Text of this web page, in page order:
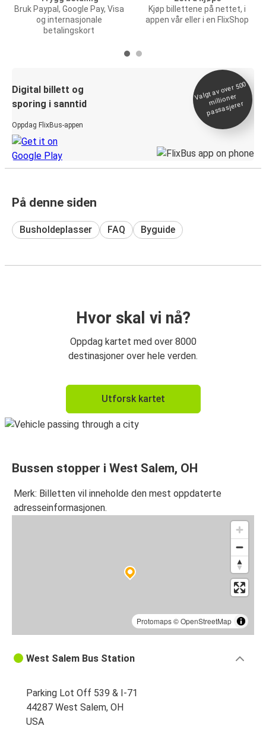
Bruk Paypal, Google Pay, Visa
og internasjonale
betalingskort
Kjøp billettene på nettet, i
appen vår eller i en FlixShop
Digital billett og
sporing i sanntid
Oppdag FlixBus-appen
Valgt av over 500
millioner
passasjerer
På denne siden
Busholdeplasser FAQ Byguide
Hvor skal vi nå?
Oppdag kartet med over 8000
destinasjoner over hele verden.
Utforsk kartet
Bussen stopper i West Salem, OH
Merk: Billetten vil inneholde den mest oppdaterte
adresseinformasjonen.
Protomaps©OpenStreetMap
West Salem Bus Station
Parking Lot Off 539 & I-71
44287 West Salem, OH
USA